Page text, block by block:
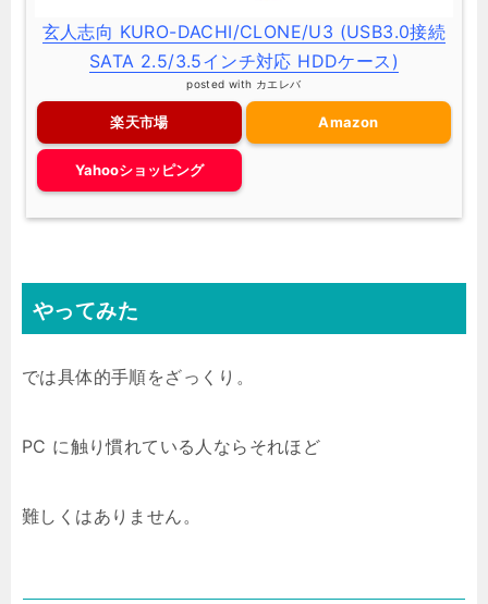
玄人志向 KURO-DACHI/CLONE/U3 (USB3.0接続
SATA 2.5/3.5インチ対応 HDDケース)
posted with カエレバ
楽天市場 Amazon
Yahooショッピング
やってみた
では具体的手順をざっくり。
PC に触り慣れている人ならそれほど
難しくはありません。